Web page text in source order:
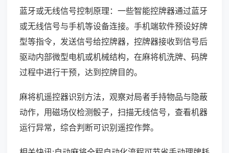
蓝牙或无线信号控制原理：一些智能控牌器通过蓝牙
或无线信号与手机等设备连接。手机端软件预设好牌
型等指令，发送信号给控牌器，控牌器接收到信号后
驱动内部微型电机或机械结构，在麻将机洗牌、码牌
过程中进行干预，达到控牌目的。
麻将机遥控器识别方法，观察对局者手持物品与隐蔽
动作，用磁场仪检测骰子，扫描无线信号，查看机器
运行异常，综合判断可识别遥控作弊。